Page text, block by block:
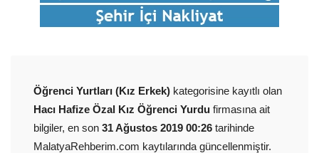
Öğrenci Yurtları (Kız Erkek) kategorisine kayıtlı olan
Hacı Hafize Özal Kız Öğrenci Yurdu firmasına ait
bilgiler, en son 31 Ağustos 2019 00:26 tarihinde
MalatyaRehberim.com kaytılarında güncellenmiştir.